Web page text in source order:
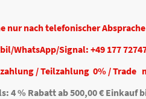
nur nach telefonischer
WhatsApp/Signal: +49 177
/ Teilzahlung 0% / Trade
4 % Rabatt ab 500,00 € Einkauf